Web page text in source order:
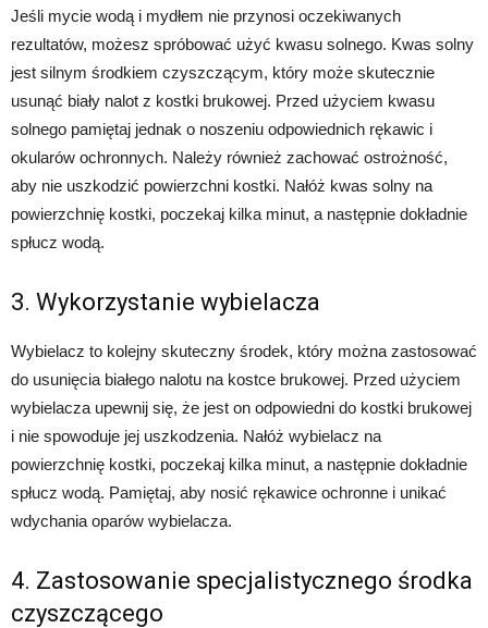
Jeśli mycie wodą i mydłem nie przynosi oczekiwanych
rezultatów, możesz spróbować użyć kwasu solnego. Kwas solny
jest silnym środkiem czyszczącym, który może skutecznie
usunąć biały nalot z kostki brukowej. Przed użyciem kwasu
solnego pamiętaj jednak o noszeniu odpowiednich rękawic i
okularów ochronnych. Należy również zachować ostrożność,
aby nie uszkodzić powierzchni kostki. Nałóż kwas solny na
powierzchnię kostki, poczekaj kilka minut, a następnie dokładnie
spłucz wodą.
3. Wykorzystanie wybielacza
Wybielacz to kolejny skuteczny środek, który można zastosować
do usunięcia białego nalotu na kostce brukowej. Przed użyciem
wybielacza upewnij się, że jest on odpowiedni do kostki brukowej
i nie spowoduje jej uszkodzenia. Nałóż wybielacz na
powierzchnię kostki, poczekaj kilka minut, a następnie dokładnie
spłucz wodą. Pamiętaj, aby nosić rękawice ochronne i unikać
wdychania oparów wybielacza.
4. Zastosowanie specjalistycznego środka
czyszczącego